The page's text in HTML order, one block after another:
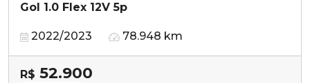
Gol 1.0 Flex 12V 5p
2022/2023 78.948 km
R$ 52.900